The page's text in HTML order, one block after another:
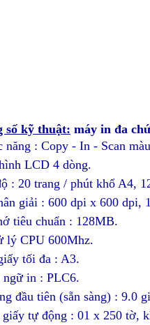
số kỹ thuật: máy in đa
năng : Copy - In - Scan
LCD 4 dòng.
: 20 trang / phút khổ A4,
giải : 600 dpi x 600 dpi,
tiêu chuẩn : 128MB.
lý CPU 600Mhz.
tối đa : A3.
ngữ in : PLC6.
đầu tiên (sẵn sàng) : 9.0
tự động : 01 x 250 tờ,